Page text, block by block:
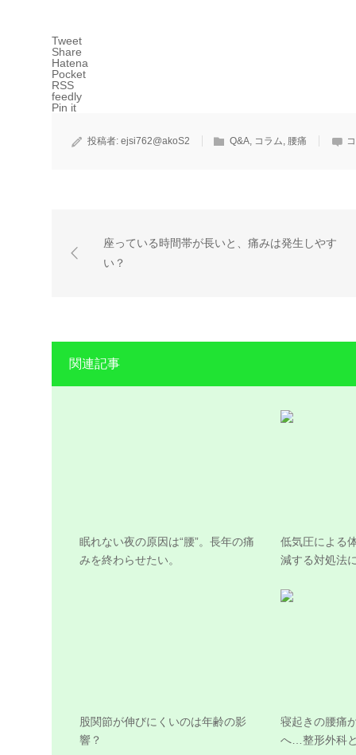
Tweet
Share
Hatena
Pocket
RSS
feedly
Pin it
投稿者: ejsi762@akoS2 Q&A コラム 腰痛
座っている時間帯が長いと、痛みは発生しやす
い？
関連記事
眠れない夜の原因は“腰”。長年の痛
みを終わらせたい。
低気圧による
減する対処法
股関節が伸びにくいのは年齢の影
響？
寝起きの腰痛
へ…整形外科